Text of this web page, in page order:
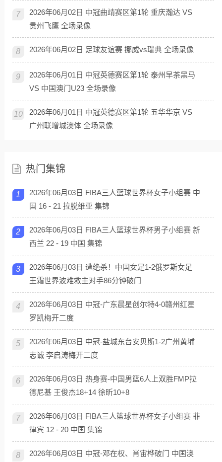
7
2026年06月02日 中冠曲靖赛区第1轮 重庆瀚达 VS
贵州飞鹰 全场录像
8 2026年06月02日 足球友谊赛 挪威vs瑞典 全场录像
9
2026年06月01日 中冠英德赛区第1轮 泰州早茶黑马
VS 中国澳门U23 全场录像
10
2026年06月01日 中冠英德赛区第1轮 五华华京 VS
广州联增城澳体 全场录像
热门集锦
1
2026年06月03日 FIBA三人篮球世界杯女子小组赛 中
国 16 - 21 拉脱维亚 集锦
2
2026年06月03日 FIBA三人篮球世界杯男子小组赛 新
西兰 22 - 19 中国 集锦
3
2026年06月03日 遭绝杀！中国女足1-2俄罗斯女足
王霜世界波难救主对手86分钟破门
4
2026年06月03日 中冠-广东晨星创尔特4-0赣州红星
罗凯梅开二度
5
2026年06月03日 中冠-盐城东台安贝斯1-2广州黄埔
志诚 李启涛梅开二度
6
2026年06月03日 热身赛-中国男篮6人上双胜FMP拉
德尼基 王俊杰18+14 徐昕10+8
7
2026年06月03日 FIBA三人篮球世界杯女子小组赛 菲
律宾 12 - 20 中国 集锦
8
2026年06月03日 中冠-邓在权、肖宙桦破门 中国澳